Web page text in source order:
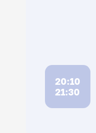
20:10
21:30